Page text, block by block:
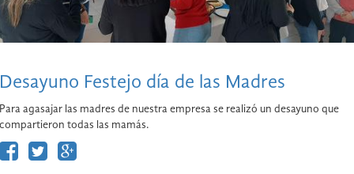
Desayuno Festejo día de las Madres
Para agasajar las madres de nuestra empresa se realizó un desayuno que
compartieron todas las mamás.